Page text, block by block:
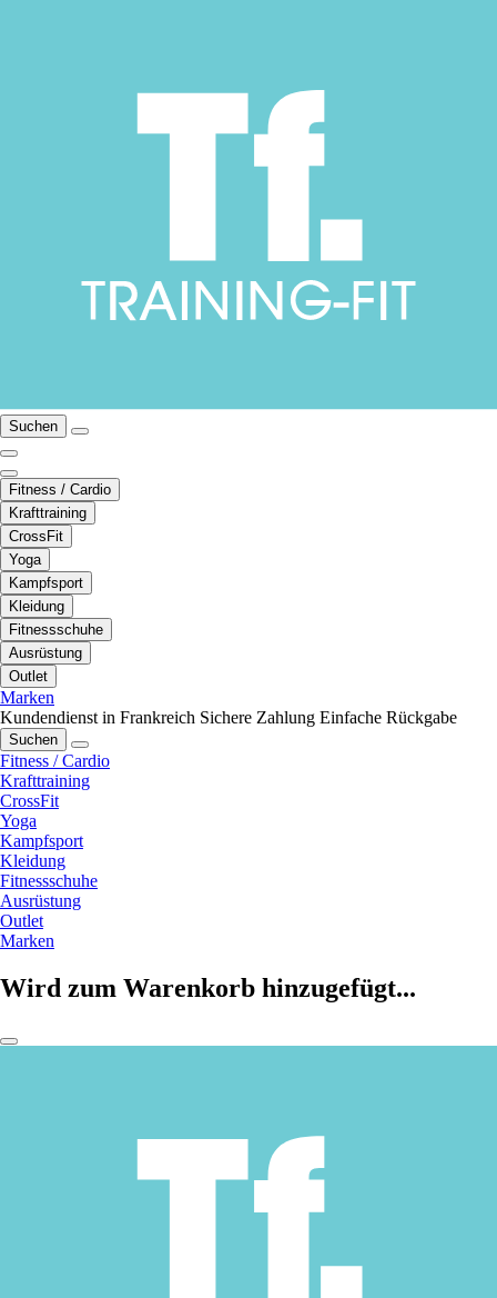
Suchen
Fitness / Cardio
Krafttraining
CrossFit
Yoga
Kampfsport
Kleidung
Fitnessschuhe
Ausrüstung
Outlet
Marken
Kundendienst in Frankreich Sichere Zahlung Einfache Rückgabe
Suchen
Fitness / Cardio
Krafttraining
CrossFit
Yoga
Kampfsport
Kleidung
Fitnessschuhe
Ausrüstung
Outlet
Marken
Wird zum Warenkorb hinzugefügt...